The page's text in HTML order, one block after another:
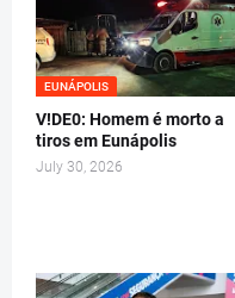
EUNÁPOLIS
V!DE0: Homem é morto a
tiros em Eunápolis
July 30, 2026